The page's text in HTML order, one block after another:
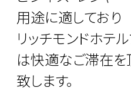
用途に適しており
リッチモンドホテ
は快適なご滞在を
致します。